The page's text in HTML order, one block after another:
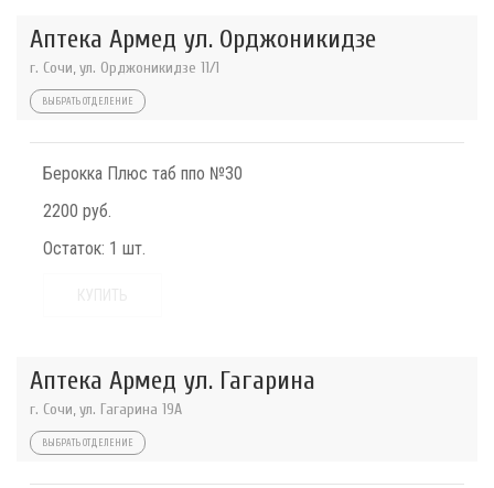
Аптека Армед ул. Орджоникидзе
г. Сочи, ул. Орджоникидзе 11/1
ВЫБРАТЬ ОТДЕЛЕНИЕ
Берокка Плюс таб ппо №30
2200 руб.
Остаток: 1 шт.
Аптека Армед ул. Гагарина
г. Сочи, ул. Гагарина 19А
ВЫБРАТЬ ОТДЕЛЕНИЕ